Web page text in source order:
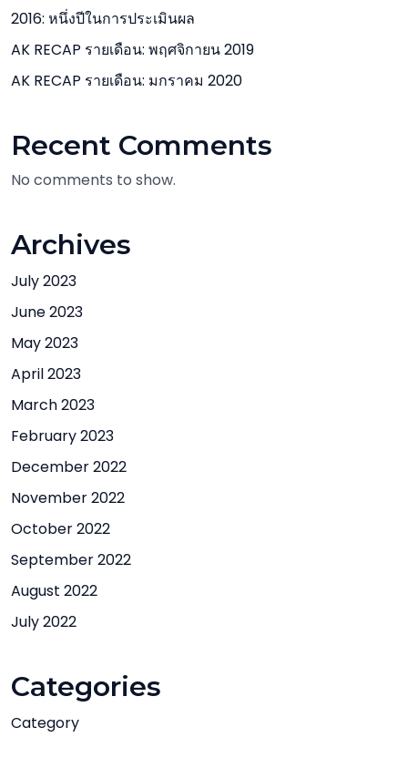
2016: หนึ่งปีในการประเมินผล
AK RECAP รายเดือน: พฤศจิกายน 2019
AK RECAP รายเดือน: มกราคม 2020
Recent Comments
No comments to show.
Archives
July 2023
June 2023
May 2023
April 2023
March 2023
February 2023
December 2022
November 2022
October 2022
September 2022
August 2022
July 2022
Categories
Category